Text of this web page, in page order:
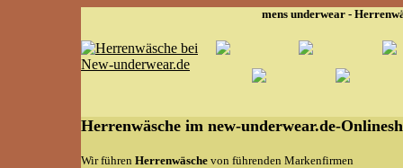
mens underwear -
Herrenwäsche im new-underwear.de-
Wir führen Herrenwäsche von führenden Markenfirmen